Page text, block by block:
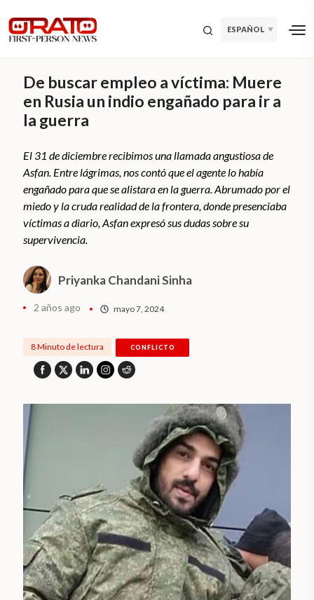
ESPAÑOL
De buscar empleo a víctima: Muere
en Rusia un indio engañado para ir a
la guerra
El 31 de diciembre recibimos una llamada angustiosa de
Asfan. Entre lágrimas, nos contó que el agente lo había
engañado para que se alistara en la guerra. Abrumado por el
miedo y la cruda realidad de la frontera, donde presenciaba
víctimas a diario, Asfan expresó sus dudas sobre su
supervivencia.
Priyanka Chandani Sinha
2 años ago mayo 7, 2024
8 Minuto de lectura CONFLICTO